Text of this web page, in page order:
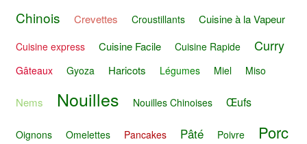
Chinois Crevettes Croustillants Cuisine à la Vapeur
Cuisine express Cuisine Facile Cuisine Rapide Curry
Gâteaux Gyoza Haricots Légumes Miel Miso
Nems Nouilles Nouilles Chinoises Œufs
Oignons Omelettes Pancakes Pâté Poivre Porc